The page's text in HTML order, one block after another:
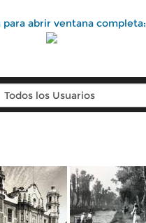
para abrir ventana completa: